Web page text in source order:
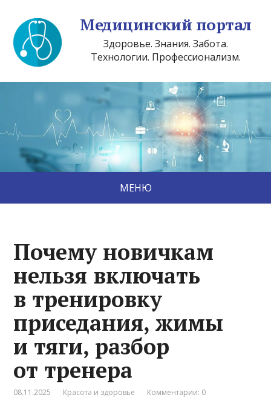
Медицинский портал
Здоровье. Знания. Забота.
Технологии. Профессионализм.
МЕНЮ
Почему новичкам
нельзя включать
в тренировку
приседания, жимы
и тяги, разбор
от тренера
08.11.2025 Красота и здоровье Комментарии: 0